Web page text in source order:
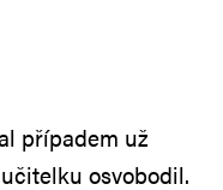
případem už
osvobodil.